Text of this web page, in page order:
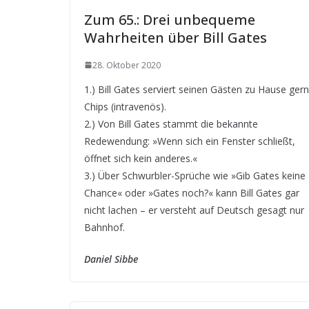
Zum 65.: Drei unbequeme
Wahrheiten über Bill Gates
28. Oktober 2020
1.) Bill Gates serviert seinen Gästen zu Hause
Chips (intravenös).
2.) Von Bill Gates stammt die bekannte
Redewendung: »Wenn sich ein Fenster schließt,
öffnet sich kein anderes.«
3.) Über Schwurbler-Sprüche wie »Gib Gates keine
Chance« oder »Gates noch?« kann Bill Gates gar
nicht lachen – er versteht auf Deutsch gesagt nur
Bahnhof.
Daniel Sibbe